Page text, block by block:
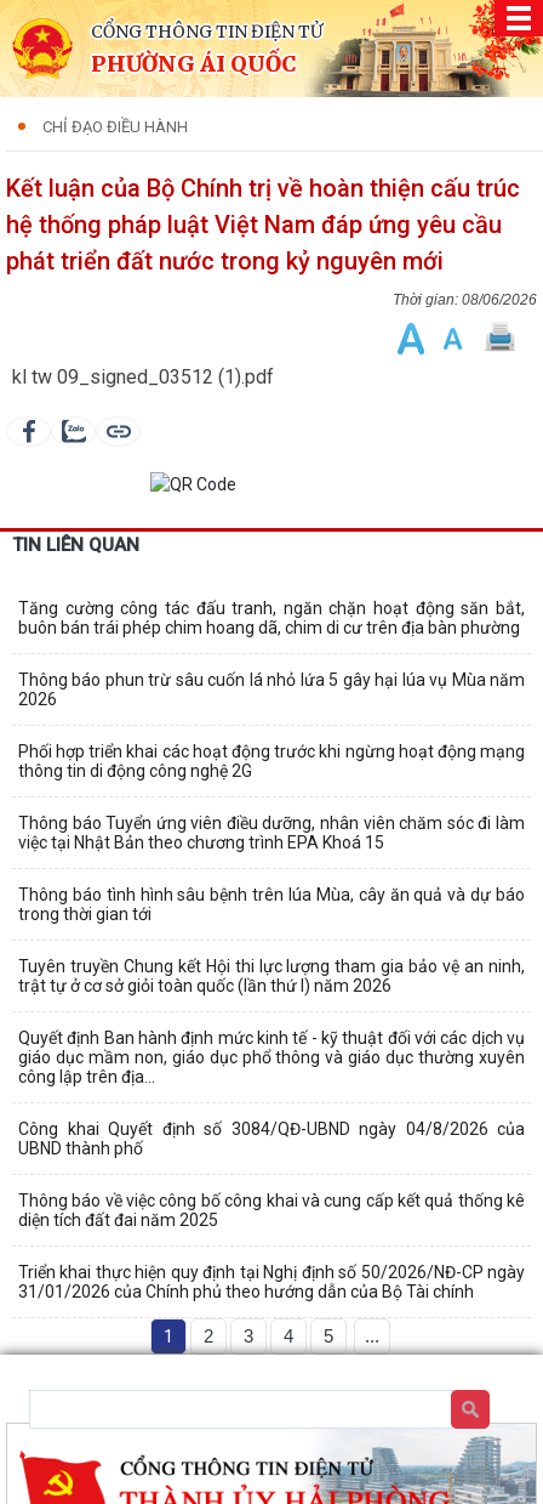
CỔNG THÔNG TIN ĐIỆN TỬ
PHƯỜNG ÁI QUỐC
CHỈ ĐẠO ĐIỀU HÀNH
Kết luận của Bộ Chính trị về hoàn thiện cấu trúc
hệ thống pháp luật Việt Nam đáp ứng yêu cầu
phát triển đất nước trong kỷ nguyên mới
08/06/2026
kl tw 09_signed_03512 (1).pdf
TIN LIÊN QUAN
Tăng cường công tác đấu tranh, ngăn chặn hoạt động săn bắt,
buôn bán trái phép chim hoang dã, chim di cư trên địa bàn phường
Thông báo phun trừ sâu cuốn lá nhỏ lứa 5 gây hại lúa vụ Mùa năm
2026
Phối hợp triển khai các hoạt động trước khi ngừng hoạt động mạng
thông tin di động công nghệ 2G
Thông báo Tuyển ứng viên điều dưỡng, nhân viên chăm sóc đi làm
việc tại Nhật Bản theo chương trình EPA Khoá 15
Thông báo tình hình sâu bệnh trên lúa Mùa, cây ăn quả và dự báo
trong thời gian tới
Tuyên truyền Chung kết Hội thi lực lượng tham gia bảo vệ an ninh,
trật tự ở cơ sở giỏi toàn quốc (lần thứ I) năm 2026
Quyết định Ban hành định mức kinh tế - kỹ thuật đối với các dịch vụ
giáo dục mầm non, giáo dục phổ thông và giáo dục thường xuyên
công lập trên địa...
Công khai Quyết định số 3084/QĐ-UBND ngày 04/8/2026 của
UBND thành phố
Thông báo về việc công bố công khai và cung cấp kết quả thống kê
diện tích đất đai năm 2025
Triển khai thực hiện quy định tại Nghị định số 50/2026/NĐ-CP ngày
31/01/2026 của Chính phủ theo hướng dẫn của Bộ Tài chính
1 2 3 4 5 ...